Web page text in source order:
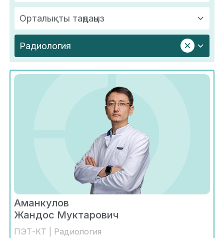
Орталықты таңдаңыз
Радиология
Аманкулов
Жандос Муктарович
ПЭТ-КТ | Радиология